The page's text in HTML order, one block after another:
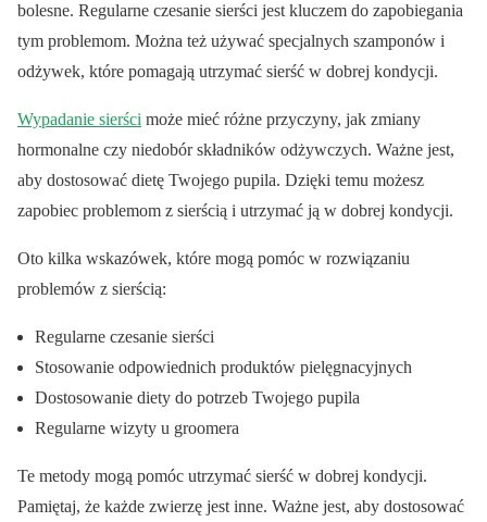
bolesne. Regularne czesanie sierści jest kluczem do zapobiegania
tym problemom. Można też używać specjalnych szamponów i
odżywek, które pomagają utrzymać sierść w dobrej kondycji.
Wypadanie sierści może mieć różne przyczyny, jak zmiany
hormonalne czy niedobór składników odżywczych. Ważne jest,
aby dostosować dietę Twojego pupila. Dzięki temu możesz
zapobiec problemom z sierścią i utrzymać ją w dobrej kondycji.
Oto kilka wskazówek, które mogą pomóc w rozwiązaniu
problemów z sierścią:
Regularne czesanie sierści
Stosowanie odpowiednich produktów pielęgnacyjnych
Dostosowanie diety do potrzeb Twojego pupila
Regularne wizyty u groomera
Te metody mogą pomóc utrzymać sierść w dobrej kondycji.
Pamiętaj, że każde zwierzę jest inne. Ważne jest, aby dostosować